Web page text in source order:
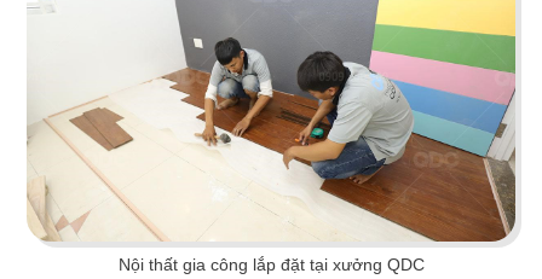
BẾP VINA
Showroom được thiết kế đồng bộ với tông màu
trắng - vàng bắt mắt, đem lại ấn tượng mạnh với
thị giác người nhìn
Nội thất gia công lắp đặt tại xưởng QDC